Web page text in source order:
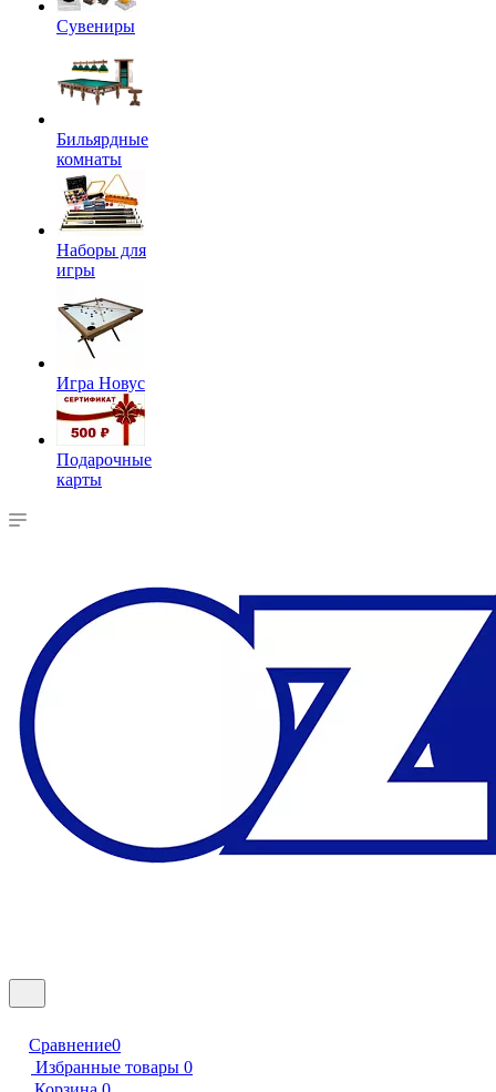
Сувениры
Бильярдные
комнаты
Наборы для
игры
Игра Новус
Подарочные
карты
Сравнение0
Избранные товары 0